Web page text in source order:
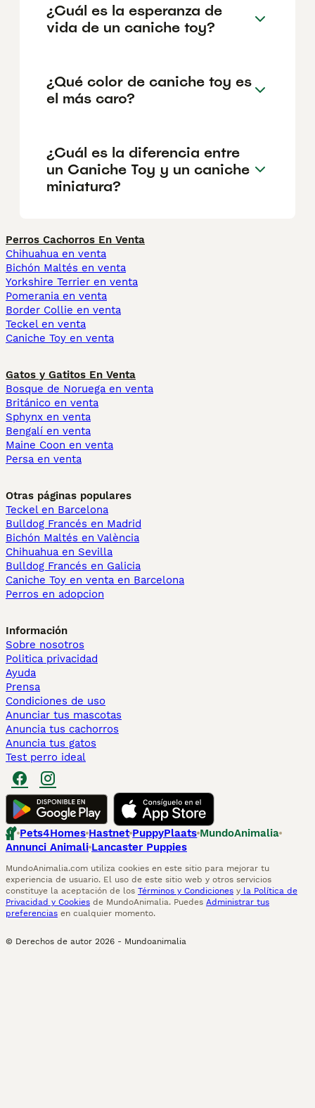
¿Cuál es la esperanza de
vida de un caniche toy?
¿Qué color de caniche toy es
el más caro?
¿Cuál es la diferencia entre
un Caniche Toy y un caniche
miniatura?
Perros Cachorros En Venta
Chihuahua en venta
Bichón Maltés en venta
Yorkshire Terrier en venta
Pomerania en venta
Border Collie en venta
Teckel en venta
Caniche Toy en venta
Gatos y Gatitos En Venta
Bosque de Noruega en venta
Británico en venta
Sphynx en venta
Bengalí en venta
Maine Coon en venta
Persa en venta
Otras páginas populares
Teckel en Barcelona
Bulldog Francés en Madrid
Bichón Maltés en València
Chihuahua en Sevilla
Bulldog Francés en Galicia
Caniche Toy en venta en Barcelona
Perros en adopcion
Información
Sobre nosotros
Politica privacidad
Ayuda
Prensa
Condiciones de uso
Anunciar tus mascotas
Anuncia tus cachorros
Anuncia tus gatos
Test perro ideal
Pets4Homes Hastnet PuppyPlaats MundoAnimalia
Annunci Animali Lancaster Puppies
MundoAnimalia.com utiliza cookies en este sitio para mejorar tu
experiencia de usuario. El uso de este sitio web y otros servicios
constituye la aceptación de los Términos y Condiciones y la Política de
Privacidad y Cookies de MundoAnimalia. Puedes Administrar tus
preferencias en cualquier momento.
© Derechos de autor 2026 - Mundoanimalia